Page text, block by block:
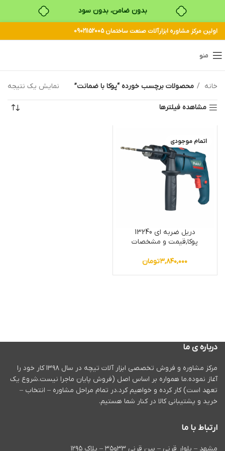
بدون ضامن، بدون سود
خرید قسطی با ترب‌پی
اولین مرکز مشاوره ابزارآلات صنعت ساختمان 09021152005
منو
خانه محصولات برچسب خورده “پوکا با ضمانت” نمایش یک نتیجه
مشاهده فیلترها
اتمام موجودی
دریل ضربه ای 13240
پوکا,قیمت و مشخصات
۳,۸۴۰,۰۰۰تومان
درباره ی ما
مرکز مشاوره و فروش تخصصی ابزار آلات تیچه در سال ۱۳۹۸ کار خود را
آغاز نموده.ما همواره بر اساس اصل (فروش پایان ماجرا نیست.شروع یک
تعهد است) کار کرده و خواهیم کرد.در تمام مراحل مشاوره – انتخاب –
خرید و پشتیبانی کالا در کنار شما هستیم.
ارتباط با ما
مشهد – بلوار قرنی – بین قرنی ۳۳و۳۵ – پلاک ۱۲۹۵